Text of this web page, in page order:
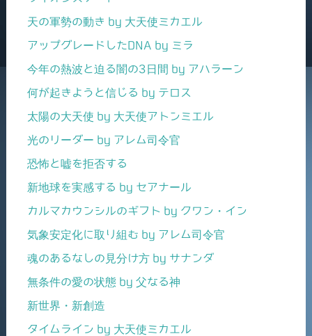
天の軍勢の動き by 大天使ミカエル
アップグレードしたDNA by ミラ
今年の熱波と迫る闇の3日間 by アハラーン
何が起きようと信じる by テロス
太陽の大天使 by 大天使アトンミエル
光のリーダー by アレム司令官
恐怖と嘘を拒否する
新地球を実感する by セアナール
カルマカウンシルのギフト by クワン・イン
気象安定化に取り組む by アレム司令官
魂のあるなしの見分け方 by サナンダ
無条件の愛の状態 by 父なる神
新世界・新創造
タイムライン by 大天使ミカエル